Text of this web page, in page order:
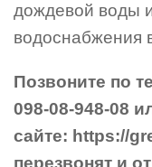
дождевой воды
водоснабжения
Позвоните по
098-08-948-08
сайте: https://
перезвонят и